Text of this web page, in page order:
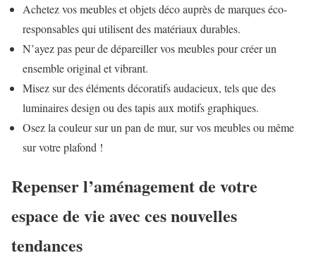
Achetez vos meubles et objets déco auprès de marques éco-
responsables qui utilisent des matériaux durables.
N’ayez pas peur de dépareiller vos meubles pour créer un
ensemble original et vibrant.
Misez sur des éléments décoratifs audacieux, tels que des
luminaires design ou des tapis aux motifs graphiques.
Osez la couleur sur un pan de mur, sur vos meubles ou même
sur votre plafond !
Repenser l’aménagement de votre
espace de vie avec ces nouvelles
tendances